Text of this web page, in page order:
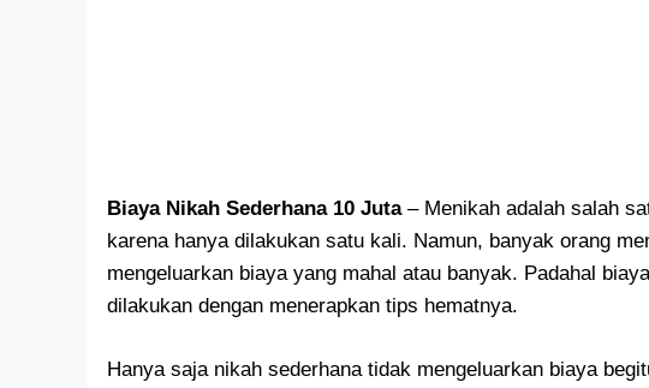
Biaya Nikah Sederhana 10 Juta– Menikah adalah salah
karena hanya dilakukan satu kali. Namun, banyak orang
mengeluarkan biaya yang mahal atau banyak. Padahal
dilakukan dengan menerapkan tips hematnya.
Hanya saja nikah sederhana tidak mengeluarkan biaya